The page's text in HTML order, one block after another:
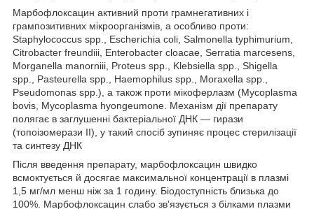
Марбофлоксацин активний проти грамнегативних і
грампозитивних мікроорганізмів, а особливо проти:
Staphylococcus spp., Escherichia coli, Salmonella typhimurium,
Citrobacter freundiii, Enterobacter cloacae, Serratia marcesens,
Morganella manorniii, Proteus spp., Klebsiella spp., Shigella
spp., Pasteurella spp., Haemophilus spp., Moraxella spp.,
Pseudomonas spp.), а також проти мікоферлазм (Mycoplasma
bovis, Mycoplasma hyongeumone. Механізм дії препарату
полягає в заглушенні бактеріальної ДНК — гирази
(топоізомерази II), у такий спосіб зупиняє процес стерилізації
та синтезу ДНК
Після введення препарату, марбофлоксацин швидко
всмоктується й досягає максимальної концентрації в плазмі
1,5 мг/мл менш ніж за 1 годину. Біодоступність близька до
100%. Марбофлоксацин слабо зв'язується з білками плазми